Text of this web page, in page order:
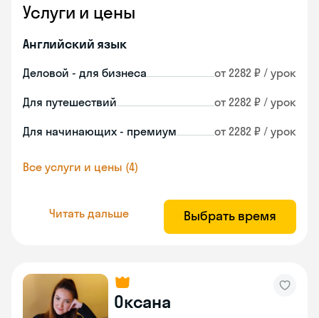
Услуги и цены
Английский язык
Деловой - для бизнеса от 2282 ₽ / урок
Для путешествий от 2282 ₽ / урок
Для начинающих - премиум от 2282 ₽ / урок
Все услуги и цены (4)
Читать дальше Выбрать время
Оксана